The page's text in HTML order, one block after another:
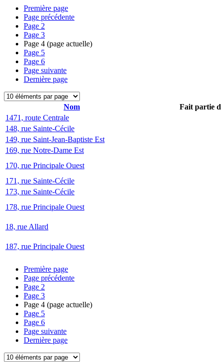
Première page
Page précédente
Page 2
Page 3
Page 4 (page actuelle)
Page 5
Page 6
Page suivante
Dernière page
Nom
Fait partie
1471, route Centrale
148, rue Sainte-Cécile
149, rue Saint-Jean-Baptiste Est
169, rue Notre-Dame Est
170, rue Principale Ouest
171, rue Sainte-Cécile
173, rue Sainte-Cécile
178, rue Principale Ouest
18, rue Allard
187, rue Principale Ouest
Première page
Page précédente
Page 2
Page 3
Page 4 (page actuelle)
Page 5
Page 6
Page suivante
Dernière page